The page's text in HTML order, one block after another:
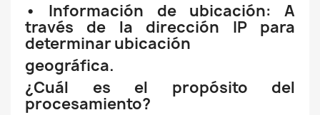
• Información de ubicación: A
través de la dirección IP para
determinar ubicación
geográfica.
¿Cuál es el propósito del
procesamiento?